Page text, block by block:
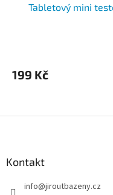
Tabletový mini
199 Kč
Kontakt
info@jiroutbazeny.cz